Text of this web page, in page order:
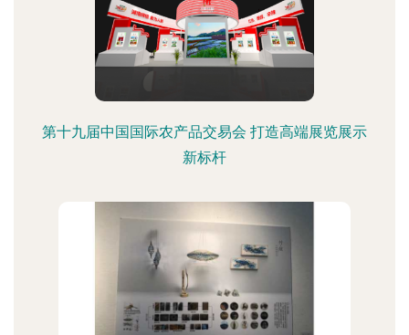
第十九届中国国际农产品交易会 打造高端展览展示
新标杆